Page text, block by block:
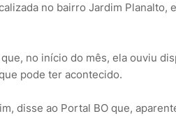
no bairro Jardim Planalto,
no início do mês, ela ouviu
pode ter acontecido.
disse ao Portal BO que,